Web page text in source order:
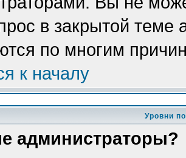
в закрытой теме
по многим
к началу
Уровни
администраторы?